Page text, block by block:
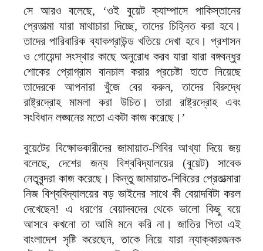
সে আরও বলেছে, ‘ওই বুয়েট ক্যাম্পাসে পাকিস্তানের
প্রেতাত্মা যারা মাথাচারা দিচ্ছে, তাদের চিহ্নিত করা হবে।
তাদের পারিবারিক ব্যাকগ্রাউন্ড খতিয়ে দেখা হবে। প্রশাসন
ও গোয়েন্দা সংস্থার কাছে অনুরোধ করব যারা যারা বঙ্গবন্ধুর
শোকের প্রোগ্রাম বানচাল করার প্রচেষ্টা হাতে নিয়েছে
তাদেরকে আপনারা খুঁজে বের করুন, তাদের বিরুদ্ধে
রাষ্ট্রদ্রোহ মামলা করা উচিত। তারা রাষ্ট্রদ্রোহ এবং
সংবিধান লঙ্ঘনের মতো একটা কাজ করেছে।’
বুয়েটের বিক্ষোভকারীদের জামায়াত-শিবির আখ্যা দিয়ে জয়
বলেছে, দেশের জন্য বিশ্ববিদ্যালয়ের (বুয়েট) সাবেক
নেতৃবৃন্দরা কাজ করেছে। কিন্তু জামায়াত-শিবিরের প্রেতাত্মারা
নিজ বিশ্ববিদ্যালয়ের বড় ভাইদের সাথে কী বেয়াদবিটা করল
দেখেছেন! এ ধরণের বেয়াদবদের থেকে ভালো কিছু বয়ে
আসবে কখনো তা আমি মনে করি না। জাতির পিতা এই
বাংলাদেশ সৃষ্টি করেছেন, তাকে নিয়ে যারা ন্যাক্কারজনক